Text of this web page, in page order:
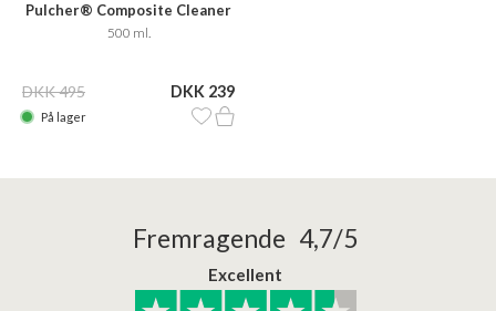
Pulcher® Composite Cleaner
Care
500 ml.
DKK 495 DKK 239
På lager
Fremragende 4,7/5
Excellent